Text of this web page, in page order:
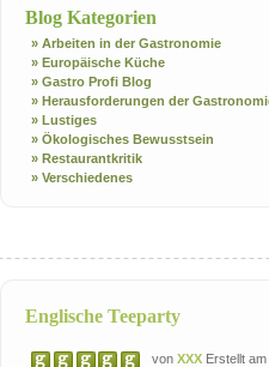
Blog Kategorien
» Arbeiten in der Gastronomie
» Europäische Küche
» Gastro Profi Blog
» Herausforderungen der
» Lustiges
» Ökologisches Bewusstsein
» Restaurantkritik
» Verschiedenes
Englische Teeparty
von XXX Erstellt am